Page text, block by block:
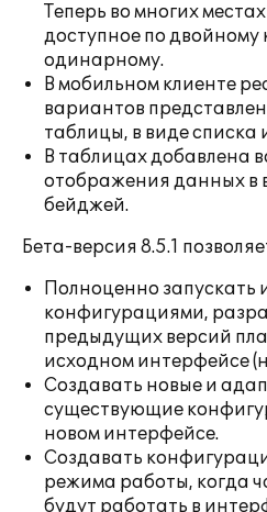
Теперь во многих
доступное по двойному
одинарному.
В мобильном клиенте
вариантов
таблицы, в виде списка
В таблицах добавлена
отображения данных в
бейджей.
Бета-версия 8.5.1
Полноценно запускать
конфигурациями,
предыдущих версий
исходном интерфейсе
Создавать новые и
существующие
новом интерфейсе.
Создавать
режима работы, когда
будут работать в